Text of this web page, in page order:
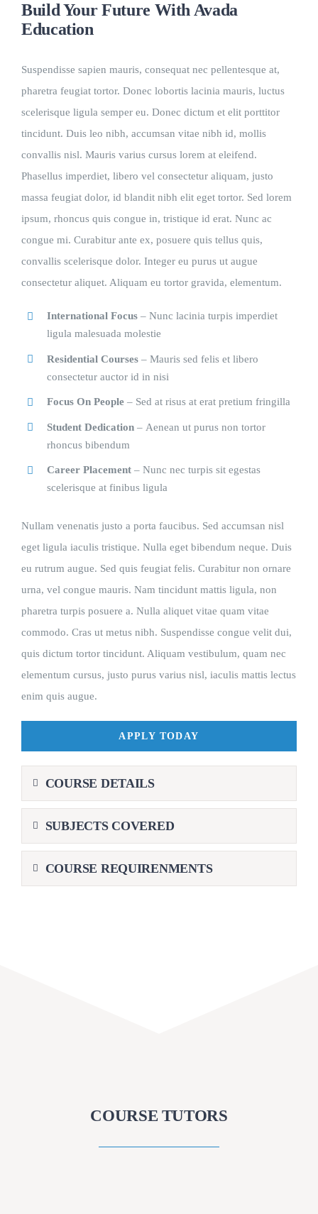
Build Your Future With Avada
Education
Suspendisse sapien mauris, consequat nec pellentesque at,
pharetra feugiat tortor. Donec lobortis lacinia mauris, luctus
scelerisque ligula semper eu. Donec dictum et elit porttitor
tincidunt. Duis leo nibh, accumsan vitae nibh id, mollis
convallis nisl. Mauris varius cursus lorem at eleifend.
Phasellus imperdiet, libero vel consectetur aliquam, justo
massa feugiat dolor, id blandit nibh elit eget tortor. Sed lorem
ipsum, rhoncus quis congue in, tristique id erat. Nunc ac
congue mi. Curabitur ante ex, posuere quis tellus quis,
convallis scelerisque dolor. Integer eu purus ut augue
consectetur aliquet. Aliquam eu tortor gravida, elementum.
International Focus – Nunc lacinia turpis imperdiet
ligula malesuada molestie
Residential Courses – Mauris sed felis et libero
consectetur auctor id in nisi
Focus On People – Sed at risus at erat pretium fringilla
Student Dedication – Aenean ut purus non tortor
rhoncus bibendum
Career Placement – Nunc nec turpis sit egestas
scelerisque at finibus ligula
Nullam venenatis justo a porta faucibus. Sed accumsan nisl
eget ligula iaculis tristique. Nulla eget bibendum neque. Duis
eu rutrum augue. Sed quis feugiat felis. Curabitur non ornare
urna, vel congue mauris. Nam tincidunt mattis ligula, non
pharetra turpis posuere a. Nulla aliquet vitae quam vitae
commodo. Cras ut metus nibh. Suspendisse congue velit dui,
quis dictum tortor tincidunt. Aliquam vestibulum, quam nec
elementum cursus, justo purus varius nisl, iaculis mattis lectus
enim quis augue.
APPLY TODAY
COURSE DETAILS
SUBJECTS COVERED
COURSE REQUIRENMENTS
COURSE TUTORS